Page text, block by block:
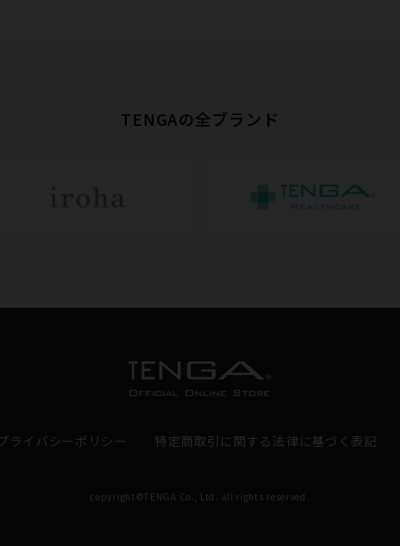
TENGAの全ブランド
ライバシーポリシー 特定商取引に関する法律に基づく表記
copyright©TENGA Co., Ltd. all rights reserved.